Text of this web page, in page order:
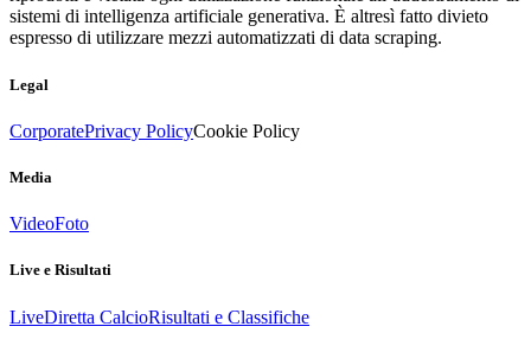
sistemi di intelligenza artificiale generativa. È altresì fatto divieto
espresso di utilizzare mezzi automatizzati di data scraping.
Legal
CorporatePrivacy PolicyCookie Policy
Media
VideoFoto
Live e Risultati
LiveDiretta CalcioRisultati e Classifiche